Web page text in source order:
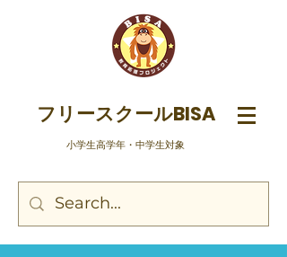
フリースクールBISA
​小学生高学年・中学生対象